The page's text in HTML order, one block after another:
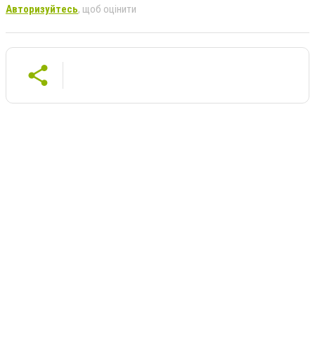
Авторизуйтесь, щоб оцінити